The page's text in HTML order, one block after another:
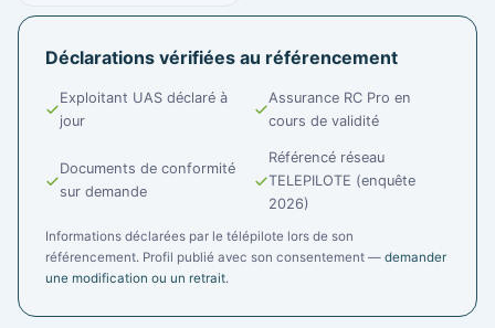
Déclarations vérifiées au référencement
Exploitant UAS déclaré à
jour
Assurance RC Pro en
cours de validité
Documents de conformité
sur demande
Référencé réseau
TELEPILOTE (enquête
2026)
Informations déclarées par le télépilote lors de son
référencement. Profil publié avec son consentement — demander
une modification ou un retrait.